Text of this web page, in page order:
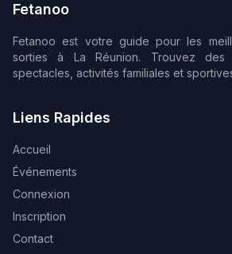
Fetanoo
Fetanoo est votre guide pour les
sorties à La Réunion. Trouvez des
spectacles, activités familiales et
Liens Rapides
Accueil
Événements
Connexion
Inscription
Contact